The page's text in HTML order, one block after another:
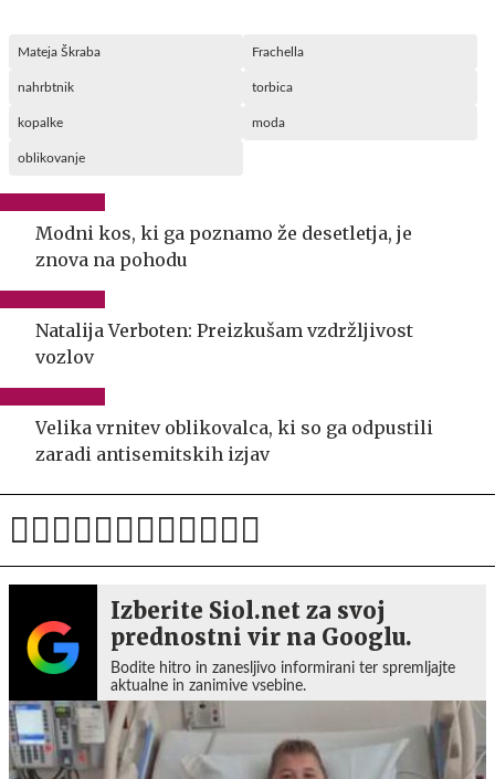
Mateja Škraba Frachella
nahrbtnik torbica
kopalke moda
oblikovanje
Modni kos, ki ga poznamo že desetletja, je
znova na pohodu
Natalija Verboten: Preizkušam vzdržljivost
vozlov
Velika vrnitev oblikovalca, ki so ga odpustili
zaradi antisemitskih izjav
Izberite Siol.net za svoj
prednostni vir na Googlu.
Bodite hitro in zanesljivo informirani ter spremljajte
aktualne in zanimive vsebine.